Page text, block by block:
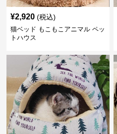
¥2,920 (税込)
猫ベッド もこもこアニマル ペッ
トハウス